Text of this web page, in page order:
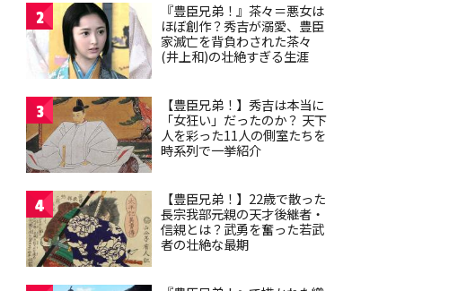
2
『豊臣兄弟！』茶々＝悪女は
ほぼ創作？秀吉が溺愛、豊臣
家滅亡を背負わされた茶々
(井上和)の壮絶すぎる生涯
3
【豊臣兄弟！】秀吉は本当に
「女狂い」だったのか？ 天下
人を彩った11人の側室たちを
時系列で一挙紹介
4
【豊臣兄弟！】22歳で散った
長宗我部元親の天才後継者・
信親とは？武勇を奮った若武
者の壮絶な最期